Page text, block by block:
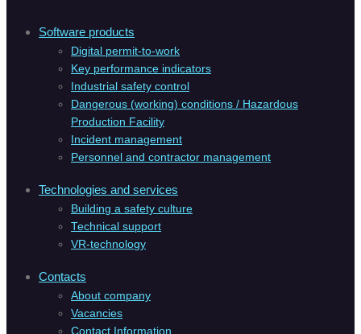
Software products
Digital permit-to-work
Key performance indicators
Industrial safety control
Dangerous (working) conditions / Hazardous
Production Facility
Incident management
Personnel and contractor management
Technologies and services
Building a safety culture
Technical support
VR-technology
Contacts
About company
Vacanсies
Contact Information